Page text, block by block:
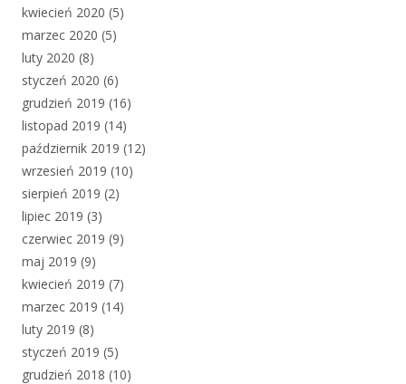
kwiecień 2020 (5)
marzec 2020 (5)
luty 2020 (8)
styczeń 2020 (6)
grudzień 2019 (16)
listopad 2019 (14)
październik 2019 (12)
wrzesień 2019 (10)
sierpień 2019 (2)
lipiec 2019 (3)
czerwiec 2019 (9)
maj 2019 (9)
kwiecień 2019 (7)
marzec 2019 (14)
luty 2019 (8)
styczeń 2019 (5)
grudzień 2018 (10)